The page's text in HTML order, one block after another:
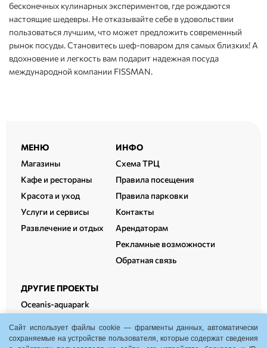
бесконечных кулинарных экспериментов, где рождаются
настоящие шедевры. Не отказывайте себе в удовольствии
пользоваться лучшим, что может предложить современный
рынок посуды. Становитесь шеф-поваром для самых близких! А
вдохновение и легкость вам подарит надежная посуда
международной компании FISSMAN.
Расширенный
подвал
МЕНЮ
Магазины
Кафе и рестораны
Красота и уход
Услуги и сервисы
Развлечение и отдых
ИНФО
Схема ТРЦ
Правила посещения
Правила парковки
Контакты
Арендаторам
Рекламные возможности
Обратная связь
ДРУГИЕ ПРОЕКТЫ
Oceanis-aquapark
Oceanis-fitness
Сайт использует файлы cookie — фрагменты данных, автоматически
сохраняемые на устройстве пользователя, которые содержат сведения